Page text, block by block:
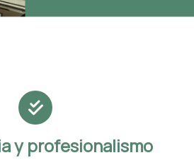
y profesionalismo